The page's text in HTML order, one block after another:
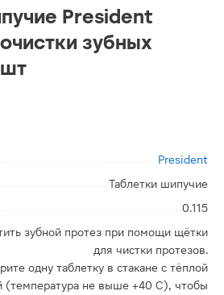
President
зубных
President
Таблетки шипучие
0.115
зубной протез при помощи щётки
для чистки протезов.
одну таблетку в стакане с тёплой
(температура не выше +40 C), чтобы